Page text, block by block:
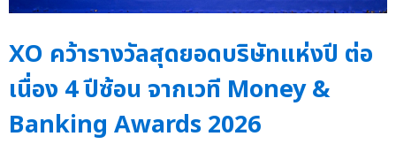
XO คว้ารางวัลสุดยอดบริษัทแห่งปี ต่อ
เนื่อง 4 ปีซ้อน จากเวที Money &
Banking Awards 2026